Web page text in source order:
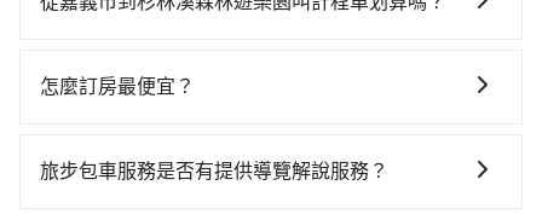
鐘（平均21分）的高鐵從嘉義站前往彰化高鐵站，每人
溪森林遊樂園 (南投縣竹山鎮) 的目的地。全程加上轉車
$115~205承租小轎車，每公里再額外加收$3.2，從嘉義
達目的地後多久原路返回），雖已將eTag和可能的每小
灣大車隊，如果在路邊攔不到車，也可考慮打電話至附
算，價格約為1,895~2,300元間，但如改預約tripool可
怎麼訂房最便宜？
OTA (online travel agent) 來完成，除了可以快速依據
旅步包車服務是否有提供導覽解說服務？